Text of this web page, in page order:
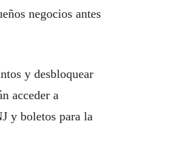
negocios antes
y desbloquear
acceder a
y boletos para la